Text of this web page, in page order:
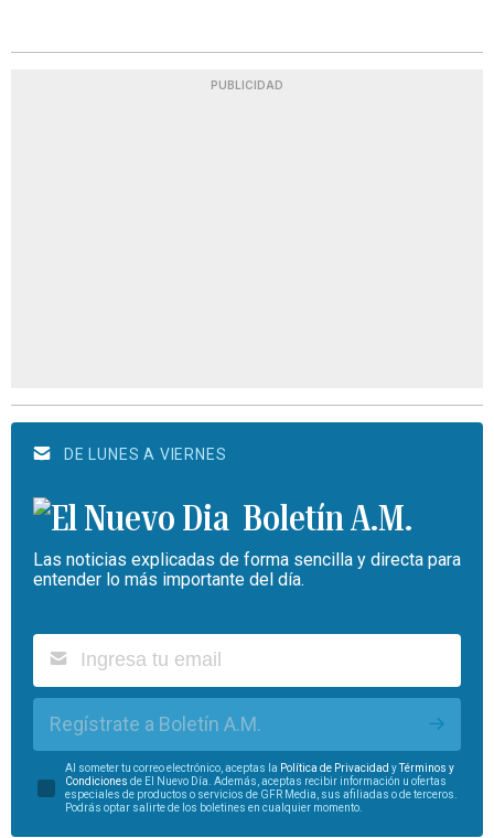
PUBLICIDAD
DE LUNES A VIERNES
Boletín A.M.
Las noticias explicadas de forma sencilla y directa para
entender lo más importante del día.
Regístrate a Boletín A.M.
Al someter tu correo electrónico, aceptas la Política de Privacidad yTérminos y
Condiciones de El Nuevo Día. Además, aceptas recibir información u ofertas
especiales de productos o servicios de GFR Media, sus afiliadas o de terceros.
Podrás optar salirte de los boletines en cualquier momento.